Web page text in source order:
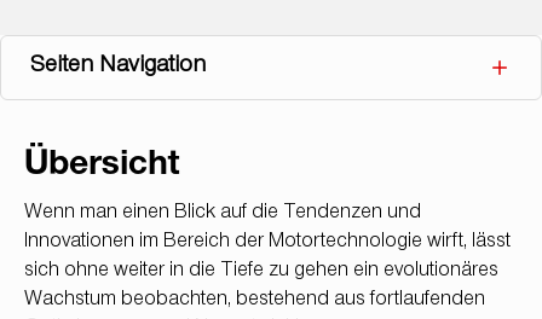
Seiten Navigation
Übersicht
Wenn man einen Blick auf die Tendenzen und
Innovationen im Bereich der Motortechnologie wirft, lässt
sich ohne weiter in die Tiefe zu gehen ein evolutionäres
Wachstum beobachten, bestehend aus fortlaufenden